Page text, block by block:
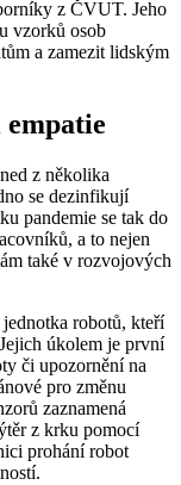
z ČVUT. Jeho
vzorků osob
a zamezit lidským
z několika
se dezinfikují
pandemie se tak do
a to nejen
také v rozvojových
robotů, kteří
úkolem je první
či upozornění na
pro změnu
zaznamená
z krku pomocí
prohání robot